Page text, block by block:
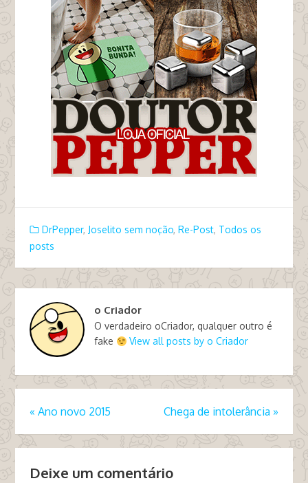
DrPepper, Joselito sem noção, Re-Post, Todos os
posts
o Criador
O verdadeiro oCriador, qualquer outro é
fake
View all posts by o Criador
« Ano novo 2015 Chega de intolerância »
Deixe um comentário